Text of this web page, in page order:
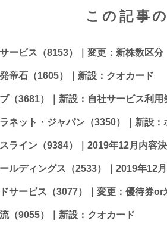
この記事
ービス（8153）｜変更：新株数区分
帝石（1605）｜新設：クオカード
（3681）｜新設：自社サービス利用
ネット・ジャパン（3350）｜新設
ライン（9384）｜2019年12月内容
ルディングス（2533）｜2019年12
サービス（3077）｜変更：優待券
（9055）｜新設：クオカード